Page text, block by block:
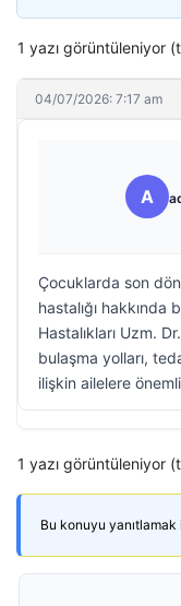
1 yazı görüntüleniyor
04/07/2026: 7:17 am
A
Çocuklarda son
hastalığı hakkında
Hastalıkları Uzm.
bulaşma yolları,
ilişkin ailelere
1 yazı görüntüleniyor
Bu konuyu yanıtlamak